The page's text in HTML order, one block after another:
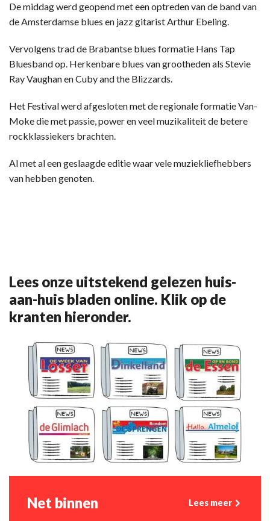
De middag werd geopend met een optreden van de band van
de Amsterdamse blues en jazz gitarist Arthur Ebeling.
Vervolgens trad de Brabantse blues formatie Hans Tap
Bluesband op. Herkenbare blues van grootheden als Stevie
Ray Vaughan en Cuby and the Blizzards.
Het Festival werd afgesloten met de regionale formatie Van-
Moke die met passie, power en veel muzikaliteit de betere
rockklassiekers brachten.
Al met al een geslaagde editie waar vele muziekliefhebbers
van hebben genoten.
Lees onze uitstekend gelezen huis-
aan-huis bladen online. Klik op de
kranten hieronder.
Net binnen Lees meer